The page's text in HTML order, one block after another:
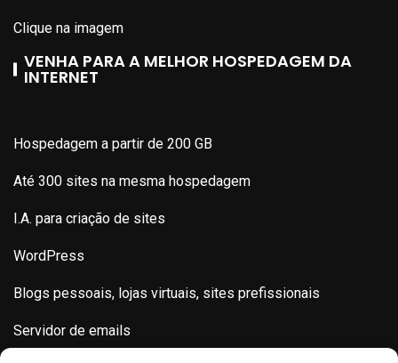
Clique na imagem
VENHA PARA A MELHOR HOSPEDAGEM DA
INTERNET
Hospedagem a partir de 200 GB
Até 300 sites na mesma hospedagem
I.A. para criação de sites
WordPress
Blogs pessoais, lojas virtuais, sites prefissionais
Servidor de emails